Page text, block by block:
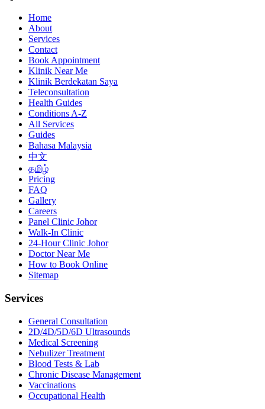
Home
About
Services
Contact
Book Appointment
Klinik Near Me
Klinik Berdekatan Saya
Teleconsultation
Health Guides
Conditions A-Z
All Services
Guides
Bahasa Malaysia
中文
தமிழ்
Pricing
FAQ
Gallery
Careers
Panel Clinic Johor
Walk-In Clinic
24-Hour Clinic Johor
Doctor Near Me
How to Book Online
Sitemap
Services
General Consultation
2D/4D/5D/6D Ultrasounds
Medical Screening
Nebulizer Treatment
Blood Tests & Lab
Chronic Disease Management
Vaccinations
Occupational Health